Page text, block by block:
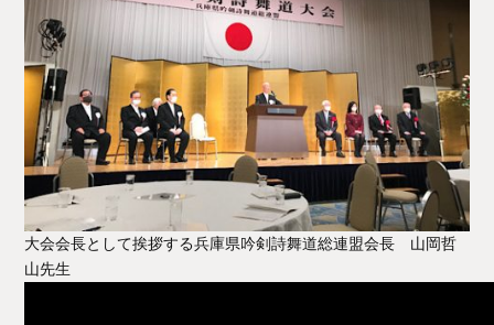
大会会長として挨拶する兵庫県吟剣詩舞道総連盟会長 山岡哲
山先生